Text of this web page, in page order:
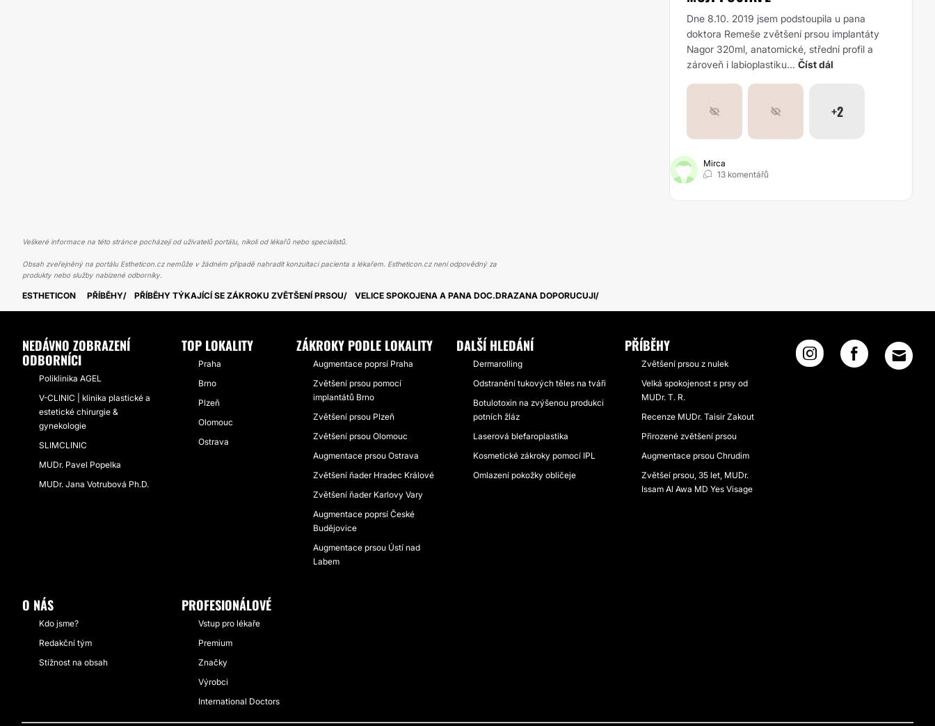
Dne 8.10. 2019 jsem podstoupila u pana
doktora Remeše zvětšení prsou implantáty
Nagor 320ml, anatomické, střední profil a
zároveň i labioplastiku... Číst dál
+2
Mirca
13 komentářů
Veškeré informace na této stránce pocházejí od uživatelů portálu, nikoli od lékařů nebo specialistů.
Obsah zveřejněný na portálu Estheticon.cz nemůže v žádném případě nahradit konzultaci pacienta s lékařem. Estheticon.cz není odpovědný za
produkty nebo služby nabízené odborníky.
ESTHETICON PŘÍBĚHY PŘÍBĚHY TÝKAJÍCÍ SE ZÁKROKU ZVĚTŠENÍ PRSOU VELICE SPOKOJENA A PANA DOC.DRAZANA DOPORUCUJI
NEDÁVNO ZOBRAZENÍ
ODBORNÍCI
Poliklinika AGEL
V-CLINIC | klinika plastické a
estetické chirurgie &
gynekologie
SLIMCLINIC
MUDr. Pavel Popelka
MUDr. Jana Votrubová Ph.D.
TOP LOKALITY
Praha
Brno
Plzeň
Olomouc
Ostrava
ZÁKROKY PODLE LOKALITY
Augmentace poprsí Praha
Zvětšení prsou pomocí
implantátů Brno
Zvětšení prsou Plzeň
Zvětšení prsou Olomouc
Augmentace prsou Ostrava
Zvětšení ňader Hradec Králové
Zvětšení ňader Karlovy Vary
Augmentace poprsí České
Budějovice
Augmentace prsou Ústí nad
Labem
DALŠÍ HLEDÁNÍ
Dermarolling
Odstranění tukových těles na tváři
Botulotoxin na zvýšenou produkci
potních žláz
Laserová blefaroplastika
Kosmetické zákroky pomocí IPL
Omlazení pokožky obličeje
PŘÍBĚHY
Zvětšení prsou z nulek
Velká spokojenost s prsy od
MUDr. T. R.
Recenze MUDr. Taisir Zakout
Přirozené zvětšení prsou
Augmentace prsou Chrudim
Zvětšeí prsou, 35 let, MUDr.
Issam Al Awa MD Yes Visage
O NÁS
Kdo jsme?
Redakční tým
Stížnost na obsah
PROFESIONÁLOVÉ
Vstup pro lékaře
Premium
Značky
Výrobci
International Doctors